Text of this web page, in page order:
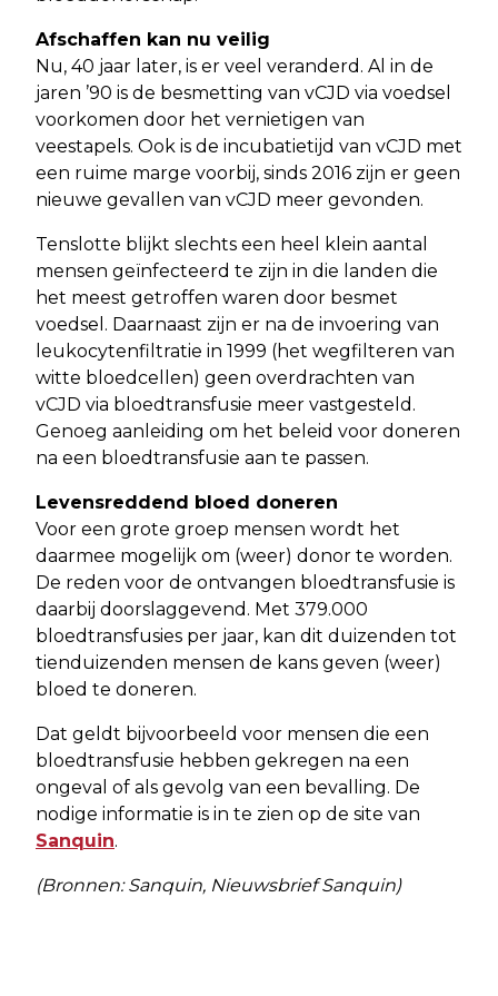
Afschaffen kan nu veilig
Nu, 40 jaar later, is er veel veranderd. Al in de
jaren ’90 is de besmetting van vCJD via voedsel
voorkomen door het vernietigen van
veestapels. Ook is de incubatietijd van vCJD met
een ruime marge voorbij, sinds 2016 zijn er geen
nieuwe gevallen van vCJD meer gevonden.
Tenslotte blijkt slechts een heel klein aantal
mensen geïnfecteerd te zijn in die landen die
het meest getroffen waren door besmet
voedsel. Daarnaast zijn er na de invoering van
leukocytenfiltratie in 1999 (het wegfilteren van
witte bloedcellen) geen overdrachten van
vCJD via bloedtransfusie meer vastgesteld.
Genoeg aanleiding om het beleid voor doneren
na een bloedtransfusie aan te passen.
Levensreddend bloed doneren
Voor een grote groep mensen wordt het
daarmee mogelijk om (weer) donor te worden.
De reden voor de ontvangen bloedtransfusie is
daarbij doorslaggevend. Met 379.000
bloedtransfusies per jaar, kan dit duizenden tot
tienduizenden mensen de kans geven (weer)
bloed te doneren.
Dat geldt bijvoorbeeld voor mensen die een
bloedtransfusie hebben gekregen na een
ongeval of als gevolg van een bevalling. De
nodige informatie is in te zien op de site van
Sanquin.
(Bronnen: Sanquin, Nieuwsbrief Sanquin)